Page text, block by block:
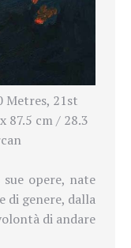
Metres, 21st
87.5 cm / 28.3
opere, nate
di genere, dalla
di andare